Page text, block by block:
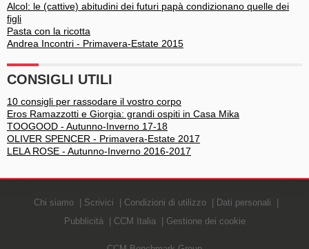
Alcol: le (cattive) abitudini dei futuri papà condizionano quelle dei
figli
Pasta con la ricotta
Andrea Incontri - Primavera-Estate 2015
CONSIGLI UTILI
10 consigli per rassodare il vostro corpo
Eros Ramazzotti e Giorgia: grandi ospiti in Casa Mika
TOOGOOD - Autunno-Inverno 17-18
OLIVER SPENCER - Primavera-Estate 2017
LELA ROSE - Autunno-Inverno 2016-2017
Chi siamo Scrivici Condizioni di utilizzo
Dati personali
Pubblicità
CCM Italia Gestione dei cookie